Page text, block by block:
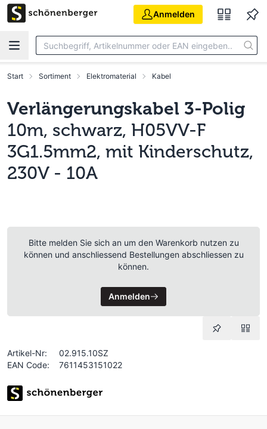
Zum Hauptinhalt springen
Anmelden
Start Sortiment Elektromaterial Kabel
Verlängerungskabel 3-Polig
10m, schwarz, H05VV-F
3G1.5mm2, mit Kinderschutz,
230V - 10A
Bitte melden Sie sich an um den Warenkorb nutzen zu
können und anschliessend Bestellungen abschliessen zu
können.
Anmelden
Artikel-Nr:
02.915.10SZ
EAN Code:
7611453151022